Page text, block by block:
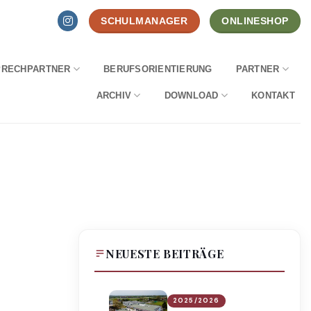
SCHULMANAGER ONLINESHOP
BERUFSORIENTIERUNG PARTNER
ARCHIV DOWNLOAD KONTAKT
NEUESTE BEITRÄGE
2025/2026